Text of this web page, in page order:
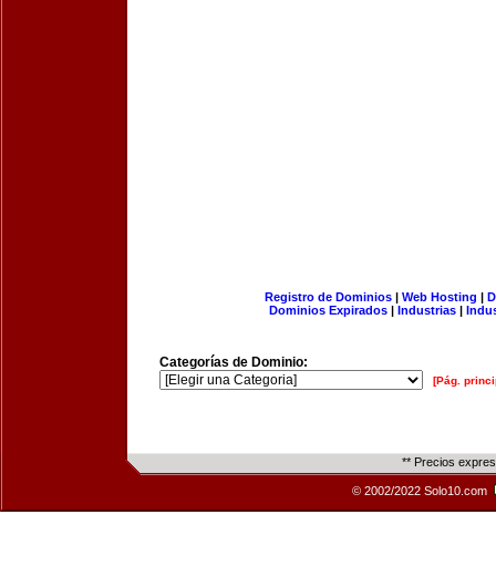
Registro de Dominios| Web Hosting |
Dominios Expirados | Industrias |
Categorías de Dominio:
[Pág.
** Precios
© 2002/2022 Solo10.com